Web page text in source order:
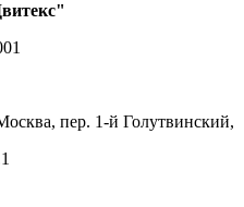
пер. 1-й Голутвинский,